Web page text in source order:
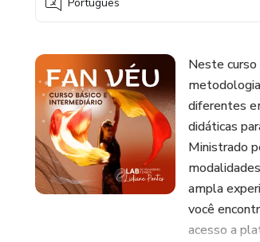
Neste curso
diferentes
didáticas
Ministrado
ampla
você
acesso a